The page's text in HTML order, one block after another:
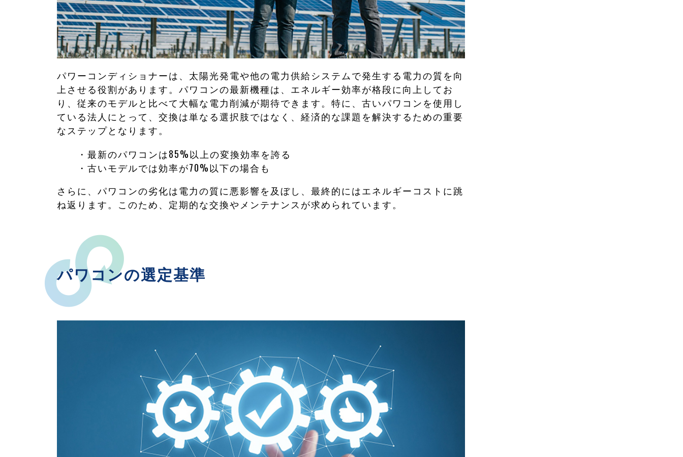
パワーコンディショナーは、太陽光発電や他の電力供給システムで発生する電力の質を向
上させる役割があります。パワコンの最新機種は、エネルギー効率が格段に向上してお
り、従来のモデルと比べて大幅な電力削減が期待できます。特に、古いパワコンを使用し
ている法人にとって、交換は単なる選択肢ではなく、経済的な課題を解決するための重要
なステップとなります。
・最新のパワコンは85%以上の変換効率を誇る
・古いモデルでは効率が70%以下の場合も
さらに、パワコンの劣化は電力の質に悪影響を及ぼし、最終的にはエネルギーコストに跳
ね返ります。このため、定期的な交換やメンテナンスが求められています。
パワコンの選定基準